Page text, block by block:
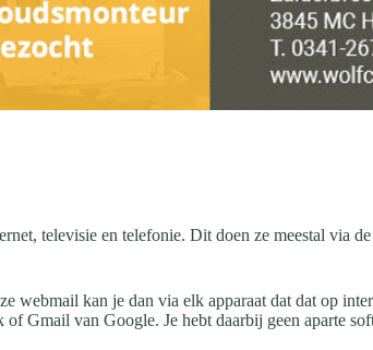
televisie en telefonie. Dit doen ze meestal via
webmail kan je dan via elk apparaat dat dat op
van Google. Je hebt daarbij geen aparte